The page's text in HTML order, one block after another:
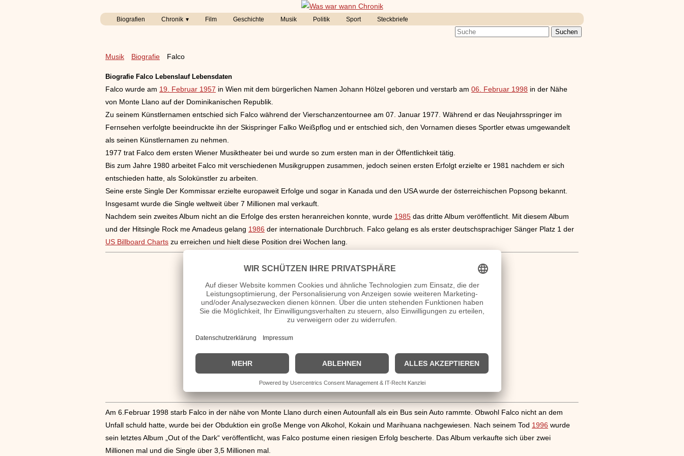
Biografien Chronik Film Geschichte Musik Politik Sport Steckbriefe
Musik Biografie Falco
Biografie Falco Lebenslauf Lebensdaten
Falco wurde am 19. Februar 1957 in Wien mit dem bürgerlichen Namen Johann Hölzel geboren und verstarb am 06. Februar 1998 in der Nähe
von Monte Llano auf der Dominikanischen Republik.
Zu seinem Künstlernamen entschied sich Falco während der Vierschanzentournee am 07. Januar 1977. Während er das Neujahrsspringer im
Fernsehen verfolgte beeindruckte ihn der Skispringer Falko Weißpflog und er entschied sich, den Vornamen dieses Sportler etwas umgewandelt
als seinen Künstlernamen zu nehmen.
1977 trat Falco dem ersten Wiener Musiktheater bei und wurde so zum ersten man in der Öffentlichkeit tätig.
Bis zum Jahre 1980 arbeitet Falco mit verschiedenen Musikgruppen zusammen, jedoch seinen ersten Erfolgt erzielte er 1981 nachdem er sich
entschieden hatte, als Solokünstler zu arbeiten.
Seine erste Single Der Kommissar erzielte europaweit Erfolge und sogar in Kanada und den USA wurde der österreichischen Popsong bekannt.
Insgesamt wurde die Single weltweit über 7 Millionen mal verkauft.
Nachdem sein zweites Album nicht an die Erfolge des ersten heranreichen konnte, wurde 1985 das dritte Album veröffentlicht. Mit diesem Album
und der Hitsingle Rock me Amadeus gelang 1986 der internationale Durchbruch. Falco gelang es als erster deutschsprachiger Sänger Platz 1 der
US Billboard Charts zu erreichen und hielt diese Position drei Wochen lang.
Am 6.Februar 1998 starb Falco in der nähe von Monte Llano durch einen Autounfall als ein Bus sein Auto rammte. Obwohl Falco nicht an dem
Unfall schuld hatte, wurde bei der Obduktion ein große Menge von Alkohol, Kokain und Marihuana nachgewiesen. Nach seinem Tod 1996 wurde
sein letztes Album „Out of the Dark“ veröffentlicht, was Falco postume einen riesigen Erfolg bescherte. Das Album verkaufte sich über zwei
Millionen mal und die Single über 3,5 Millionen mal.